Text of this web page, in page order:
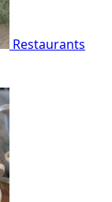
Restaurants